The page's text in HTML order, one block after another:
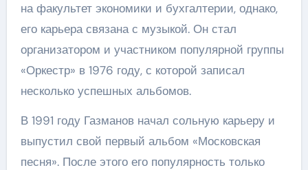
на факультет экономики и бухгалтерии, однако,
его карьера связана с музыкой. Он стал
организатором и участником популярной группы
«Оркестр» в 1976 году, с которой записал
несколько успешных альбомов.
В 1991 году Газманов начал сольную карьеру и
выпустил свой первый альбом «Московская
песня». После этого его популярность только